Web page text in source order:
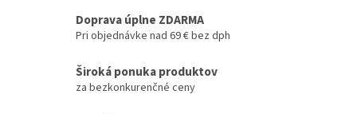
Doprava úplne ZDARMA
Pri objednávke nad 69 € bez dph
Široká ponuka produktov
za bezkonkurenčné ceny